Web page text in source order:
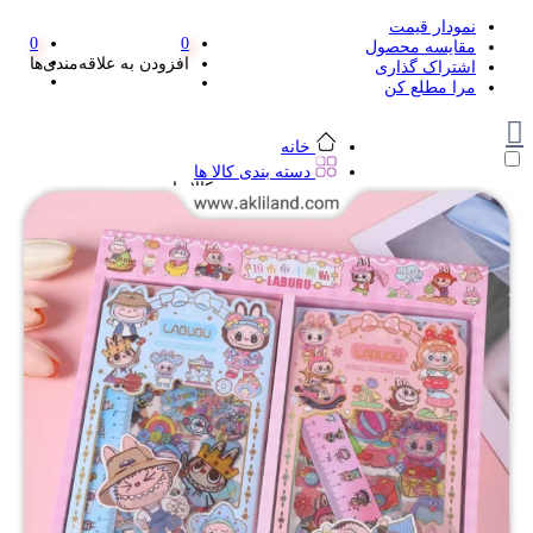
نمودار قیمت
مقایسه محصول
اشتراک گذاری
مرا مطلع کن
0
افزودن به علاقه‌مندی‌ها
0
خانه
دسته بندی کالا ها
دسته بندی کالا ها
لوازم تحریر و هنر
لوازم تحریر و هنر
مداد
پاک کن و غلط گیر
مداد تراش
اتود و نوک
روان نویس فانتزی
خودکار و خودکار فشاری
ماژیک ها
دفترچه یادداشت
استیکر
استیک نوت
خط کش و گونیا
کیف غذا
کوله پشتی
چسب
کاتر فانتزی
بوک مارک
ماشین حساب